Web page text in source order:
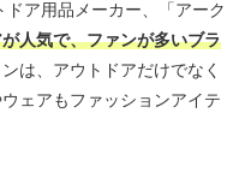
ア用品メーカー、「アーク
人気で、ファンが多いブラ
は、アウトドアだけでなく
ェアもファッションアイテ